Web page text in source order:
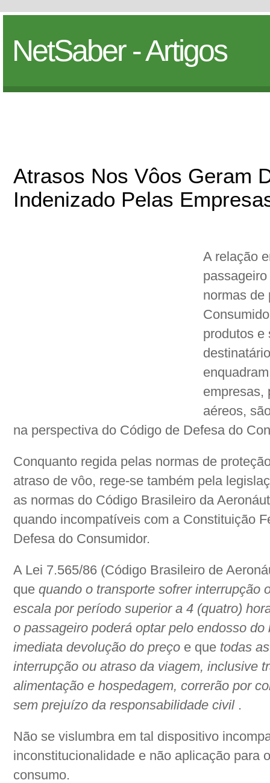
NetSaber - Artigos
Atrasos Nos Vôos Geram
Indenizado Pelas
A relação
normas de
produtos e
empresas,
aéreos,
na perspectiva do Código de Defesa do
Conquanto regida pelas normas de
atraso de vôo, rege-se também pela
as normas do Código Brasileiro da
quando incompatíveis com a Constituição
Defesa do Consumidor.
A Lei 7.565/86 (Código Brasileiro de
que quando o transporte sofrer interrupção
escala por período superior a 4 (quatro)
o passageiro poderá optar pelo endosso
imediata devolução do preço e que todas
interrupção ou atraso da viagem, inclusive
alimentação e hospedagem, correrão por
sem prejuízo da responsabilidade civil.
Não se vislumbra em tal dispositivo
inconstitucionalidade e não aplicação para
consumo.